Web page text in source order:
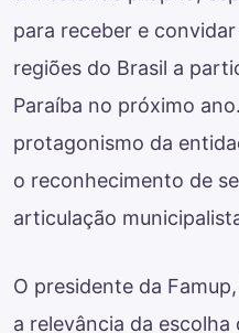
para receber e
regiões do Brasil a
Paraíba no próximo
protagonismo da
o reconhecimento de
articulação
O presidente da
a relevância da escolha